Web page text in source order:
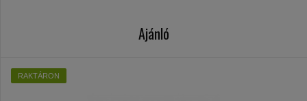
Ajánló
RAKTÁRON